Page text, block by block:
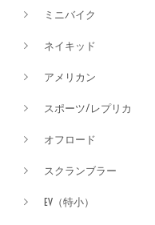
ミニバイク
ネイキッド
アメリカン
スポーツ/レプリカ
オフロード
スクランブラー
EV（特小）